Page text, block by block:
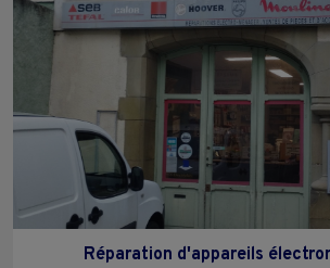
Réparation d'appareils